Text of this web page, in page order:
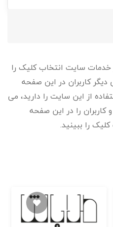
خدمات سایت انتخاب کلیک را
دیگر کاربران در این صفحه
از این سایت را دارید، می
کاربران را در این صفحه
را ببینید.